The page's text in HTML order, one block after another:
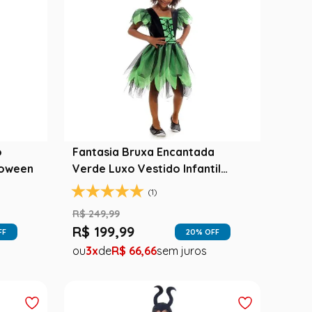
Fantasia Bruxa Encantada
Verde Luxo Vestido Infantil
com Chapéu - Halloween
(1)
R$ 249,99
R$ 199,99 20% OFF
3 R$ 66,66